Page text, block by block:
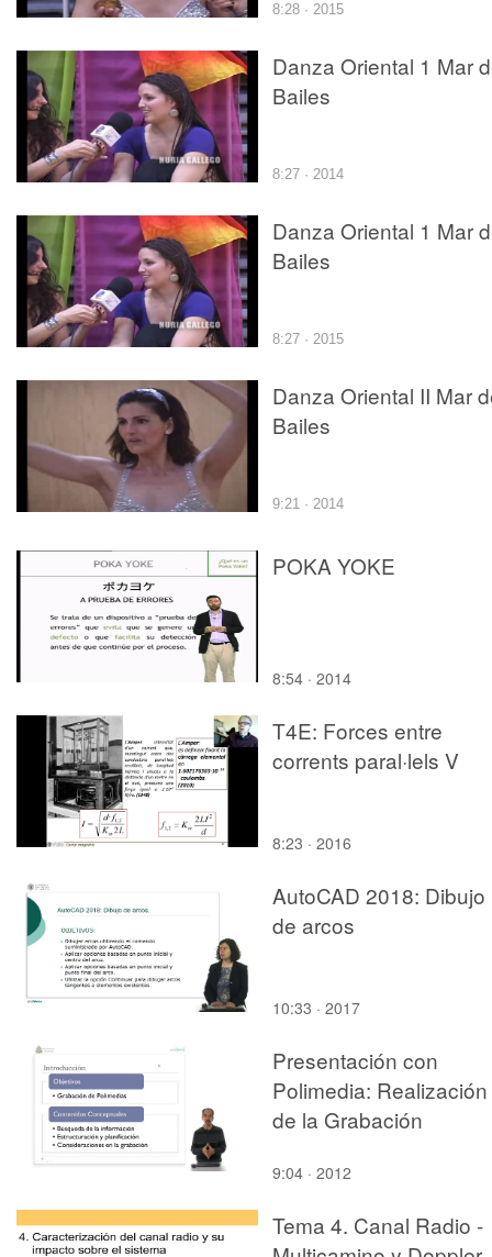
8:28 · 2015
Danza Oriental 1 Mar
Bailes
8:27 · 2014
Danza Oriental 1 Mar
Bailes
8:27 · 2015
Danza Oriental II Mar
Bailes
9:21 · 2014
POKA YOKE
8:54 · 2014
T4E: Forces entre
corrents paral·lels V
8:23 · 2016
AutoCAD 2018: Dibujo
de arcos
10:33 · 2017
Presentación con
Polimedia: Realización
de la Grabación
9:04 · 2012
Tema 4. Canal Radio -